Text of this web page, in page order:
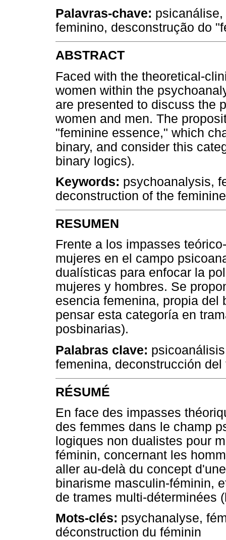
Palavras-chave:
feminino, desconstrução do
ABSTRACT
Faced with the theoretical-
women within the
are presented to discuss the
women and men. The
"feminine essence," which
binary, and consider this
binary logics).
Keywords: psychoanalysis,
deconstruction of the feminine
RESUMEN
Frente a los impasses
mujeres en el campo
dualísticas para enfocar la
mujeres y hombres. Se
esencia femenina, propia del
pensar esta categoría en
posbinarias).
Palabras clave:
femenina, deconstrucción del
RÉSUMÉ
En face des impasses
des femmes dans le champ
logiques non dualistes pour
féminin, concernant les
aller au-delà du concept
binarisme masculin-féminin,
de trames multi-déterminées
Mots-clés: psychanalyse,
déconstruction du féminin